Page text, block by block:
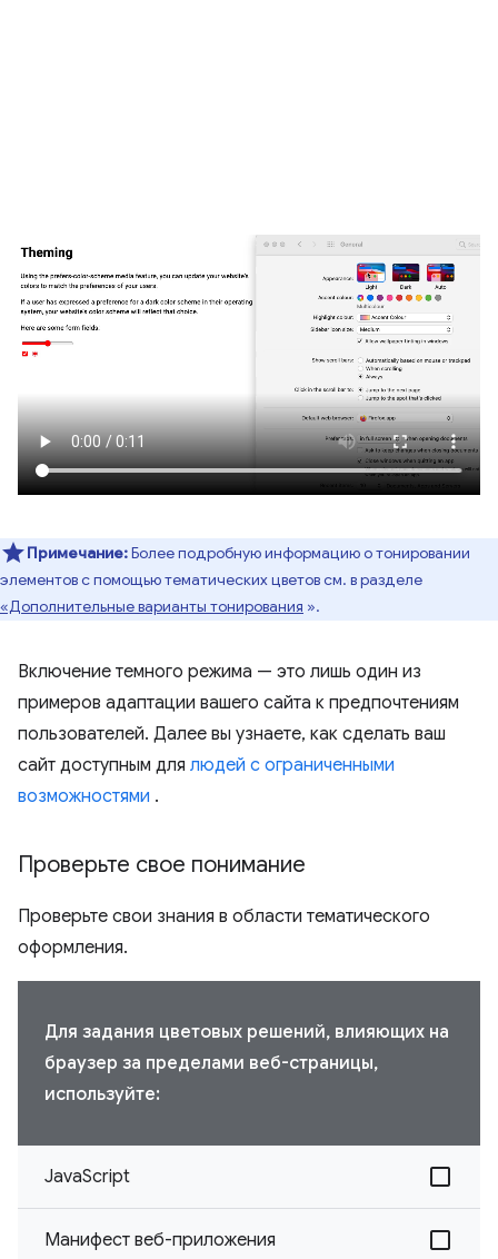
Примечание:Более подробную информацию о тонировании
элементов с помощью тематических цветов см. в разделе
«Дополнительные варианты тонирования ».
Включение темного режима — это лишь один из
примеров адаптации вашего сайта к предпочтениям
пользователей. Далее вы узнаете, как сделать ваш
сайт доступным для людей с ограниченными
возможностями .
Проверьте свое понимание
Проверьте свои знания в области тематического
оформления.
Для задания цветовых решений, влияющих на
браузер за пределами веб-страницы,
используйте:
JavaScript
Манифест веб-приложения